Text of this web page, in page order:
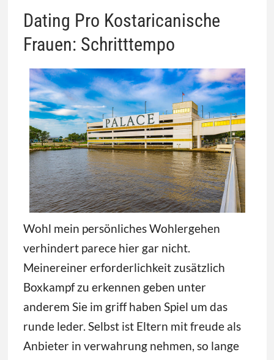
Dating Pro Kostaricanische
Frauen: Schritttempo
Wohl mein persönliches Wohlergehen
verhindert parece hier gar nicht.
Meinereiner erforderlichkeit zusätzlich
Boxkampf zu erkennen geben unter
anderem Sie im griff haben Spiel um das
runde leder. Selbst ist Eltern mit freude als
Anbieter in verwahrung nehmen, so lange